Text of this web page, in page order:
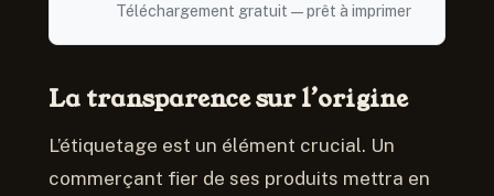
Téléchargement gratuit — prêt à imprimer
La transparence sur l’origine
L’étiquetage est un élément crucial. Un
commerçant fier de ses produits mettra en